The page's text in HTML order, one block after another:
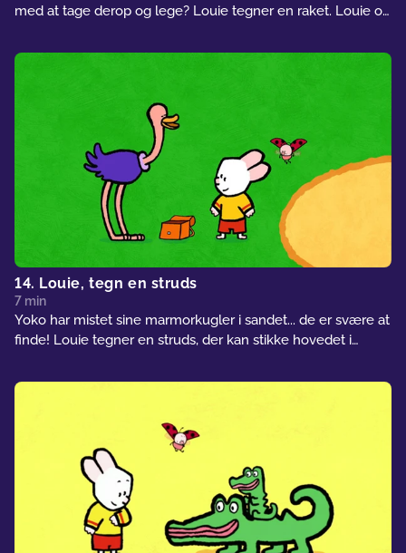
med at tage derop og lege? Louie tegner en raket. Louie og
den oppefra!
14. Louie, tegn en struds
7 min
Yoko har mistet sine marmorkugler i sandet... de er svære at
finde! Louie tegner en struds, der kan stikke hovedet i
at få strudsen til at gemme hovedet i sandet, så er de nødt